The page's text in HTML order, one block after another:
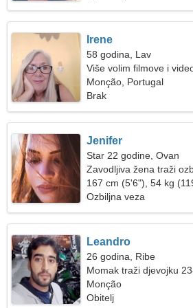
Irene
58 godina, Lav
Više volim filmove i
Monção, Portugal
Brak
Jenifer
Star 22 godine, Ovan
Zavodljiva žena traži
167 cm (5'6"), 54 kg
Ozbiljna veza
Leandro
26 godina, Ribe
Momak traži djevojku
Monção
Obitelj